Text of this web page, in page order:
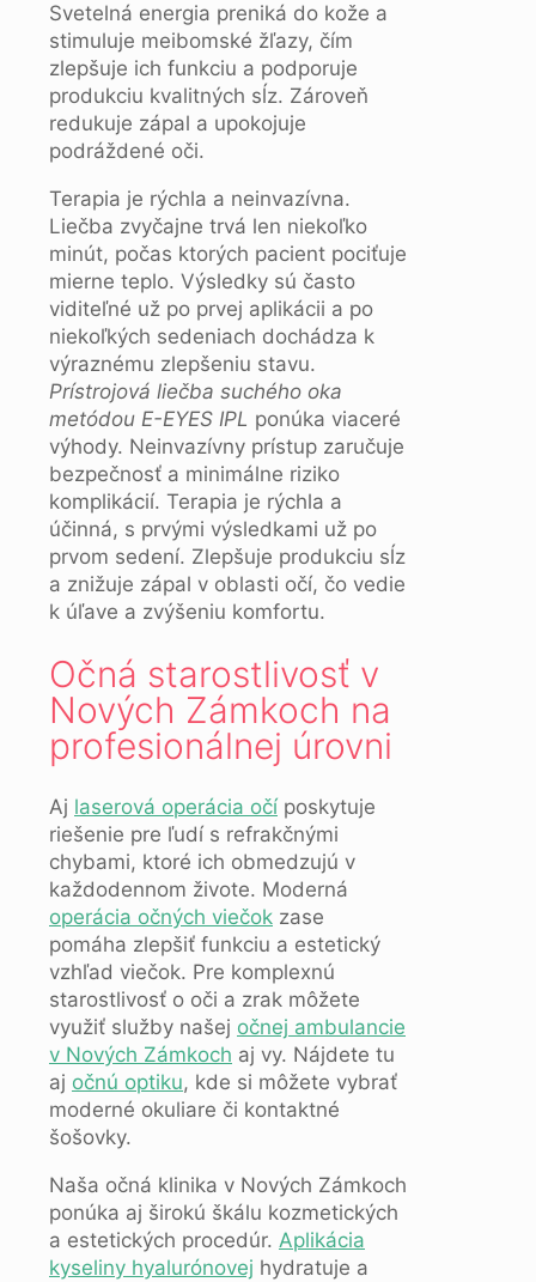
Svetelná energia preniká do kože a
stimuluje meibomské žľazy, čím
zlepšuje ich funkciu a podporuje
produkciu kvalitných sĺz. Zároveň
redukuje zápal a upokojuje
podráždené oči.
Terapia je rýchla a neinvazívna.
Liečba zvyčajne trvá len niekoľko
minút, počas ktorých pacient pociťuje
mierne teplo. Výsledky sú často
viditeľné už po prvej aplikácii a po
niekoľkých sedeniach dochádza k
výraznému zlepšeniu stavu.
Prístrojová liečba suchého oka
metódou E-EYES IPL ponúka viaceré
výhody. Neinvazívny prístup zaručuje
bezpečnosť a minimálne riziko
komplikácií. Terapia je rýchla a
účinná, s prvými výsledkami už po
prvom sedení. Zlepšuje produkciu sĺz
a znižuje zápal v oblasti očí, čo vedie
k úľave a zvýšeniu komfortu.
Očná starostlivosť v
Nových Zámkoch na
profesionálnej úrovni
Aj laserová operácia očí poskytuje
riešenie pre ľudí s refrakčnými
chybami, ktoré ich obmedzujú v
každodennom živote. Moderná
operácia očných viečok zase
pomáha zlepšiť funkciu a estetický
vzhľad viečok. Pre komplexnú
starostlivosť o oči a zrak môžete
využiť služby našej očnej ambulancie
v Nových Zámkoch aj vy. Nájdete tu
aj očnú optiku, kde si môžete vybrať
moderné okuliare či kontaktné
šošovky.
Naša očná klinika v Nových Zámkoch
ponúka aj širokú škálu kozmetických
a estetických procedúr. Aplikácia
kyseliny hyalurónovej hydratuje a